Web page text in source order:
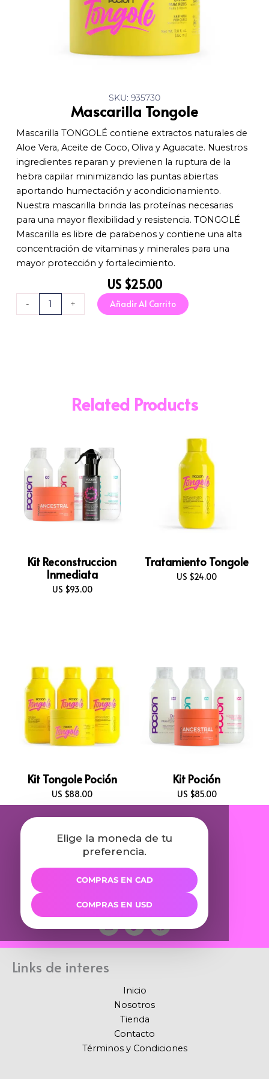
SKU: 935730
Mascarilla Tongole
Mascarilla TONGOLÉ contiene extractos naturales de
Aloe Vera, Aceite de Coco, Oliva y Aguacate. Nuestros
ingredientes reparan y previenen la ruptura de la
hebra capilar minimizando las puntas abiertas
aportando humectación y acondicionamiento.
Nuestra mascarilla brinda las proteínas necesarias
para una mayor flexibilidad y resistencia. TONGOLÉ
Mascarilla es libre de parabenos y contiene una alta
concentración de vitaminas y minerales para una
mayor protección y fortalecimiento.
US $25.00
-
Mascarilla
Tongole
+ Añadir Al Carrito
Related Products
Kit Reconstruccion
Inmediata
US $93.00
Tratamiento Tongole
US $24.00
Kit Tongole Poción
US $88.00
Kit Poción
US $85.00
Elige la moneda de tu
preferencia.
COMPRAS EN CAD
COMPRAS EN USD
I
n
s
t
g
m
T
i
k
t
F
a
c
e
Links de interes
Inicio
Nosotros
Tienda
Contacto
Términos y Condiciones